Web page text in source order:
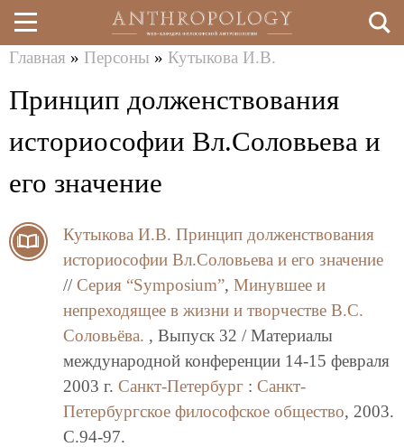
Перейти
к
основному
здесь
Главная » Персоны » Кутыкова И.В.
Принцип долженствования
историософии Вл.Соловьева и
его значение
Кутыкова И.В. Принцип долженствования
историософии Вл.Соловьева и его значение
// Серия “Symposium”, Минувшее и
непреходящее в жизни и творчестве В.С.
Соловьёва. , Выпуск 32 / Материалы
международной конференции 14-15 февраля
2003 г. Санкт-Петербург : Санкт-
Петербургское философское общество, 2003.
C.94-97.